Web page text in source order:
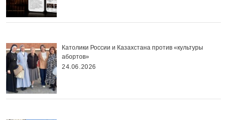
Католики России и Казахстана против «культуры
абортов»
24.06.2026